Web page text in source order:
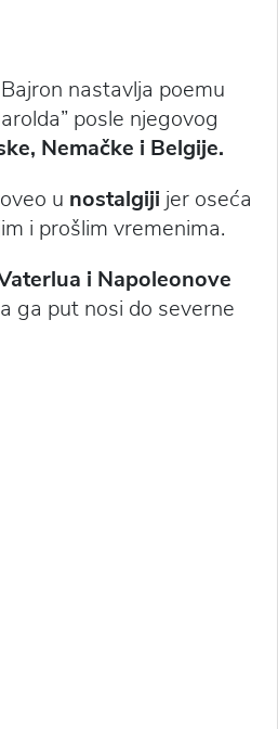
nastavlja poemu
posle njegovog
Nemačke i Belgije.
u nostalgiji jer oseća
i prošlim vremenima.
i Napoleonove
ga put nosi do severne